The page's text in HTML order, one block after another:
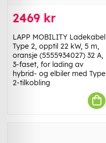
2469 kr
LAPP MOBILITY Ladekabel
Type 2, opptil 22 kW, 5 m,
oransje (5555934027) 32 A,
3-faset, for lading av
hybrid- og elbiler med Type
2-tilkobling